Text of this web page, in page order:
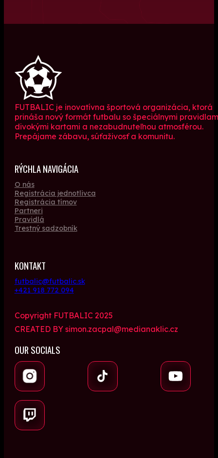
FUTBALIC je inovatívna športová organizácia, ktorá
prináša nový formát futbalu so špeciálnymi
divokými kartami a nezabudnuteľnou atmosférou.
Prepájame zábavu, súťaživosť a komunitu.
RÝCHLA NAVIGÁCIA
O nás
Registrácia jednotlivca
Registrácia tímov
Partneri
Pravidlá
Trestný sadzobník
KONTAKT
futbalic@futbalic.sk
+421 918 772 094
Copyright FUTBALIC 2025
CREATED BY simon.zacpal@medianaklic.cz
OUR SOCIALS